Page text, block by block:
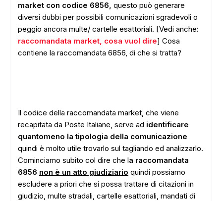
market con codice 6856, questo può generare
diversi dubbi per possibili comunicazioni sgradevoli o
peggio ancora multe/ cartelle esattoriali. [Vedi anche:
raccomandata market, cosa vuol dire] Cosa
contiene la raccomandata 6856, di che si tratta?
Il codice della raccomandata market, che viene
recapitata da Poste Italiane, serve ad identificare
quantomeno la tipologia della comunicazione
quindi è molto utile trovarlo sul tagliando ed analizzarlo.
Cominciamo subito col dire che la raccomandata
6856 non è un atto giudiziario quindi possiamo
escludere a priori che si possa trattare di citazioni in
giudizio, multe stradali, cartelle esattoriali, mandati di